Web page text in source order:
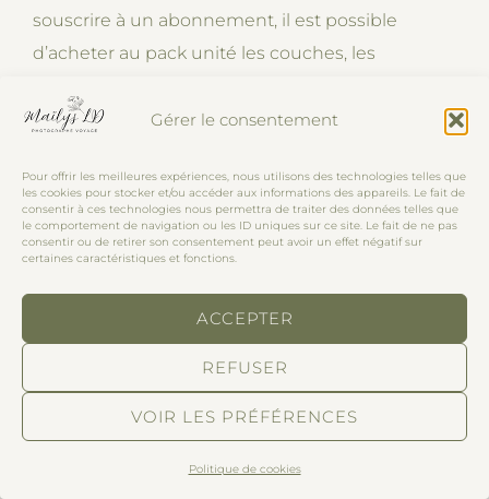
Gérer le consentement
Pour offrir les meilleures expériences, nous utilisons des technologies telles que
les cookies pour stocker et/ou accéder aux informations des appareils. Le fait de
consentir à ces technologies nous permettra de traiter des données telles que
le comportement de navigation ou les ID uniques sur ce site. Le fait de ne pas
consentir ou de retirer son consentement peut avoir un effet négatif sur
certaines caractéristiques et fonctions.
ACCEPTER
REFUSER
VOIR LES PRÉFÉRENCES
Politique de cookies
souscrire à un abonnement, il est possible
d’acheter au pack unité les couches, les
aussi des coffrets avec les essentiels maternité,
choisir la formule qui vous convient le mieux. Les
couches sontfabriquées en Espagne et en
République Tchèque– vous pouvez retrouver
. Grâce au club Lillydoo, vous pouvez
obtenir dans certaines de vos box d’autres de
parrainage. Les couches de notre bébé pour les
premiers mois sont des Lillydoo